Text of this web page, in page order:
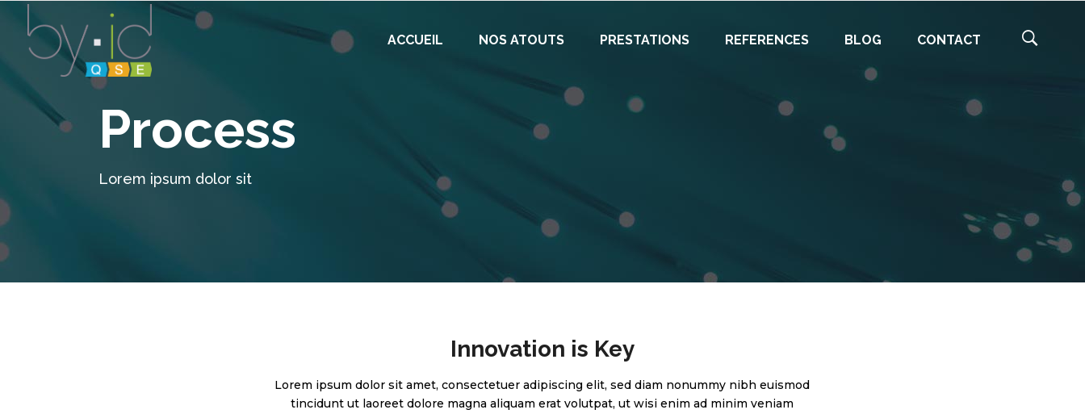
ACCUEIL NOS ATOUTS PRESTATIONS REFERENCES BLOG CONTACT
Process
Lorem ipsum dolor sit
Innovation is Key
Lorem ipsum dolor sit amet, consectetuer adipiscing elit, sed diam nonummy nibh euismod
tincidunt ut laoreet dolore magna aliquam erat volutpat, ut wisi enim ad minim veniam